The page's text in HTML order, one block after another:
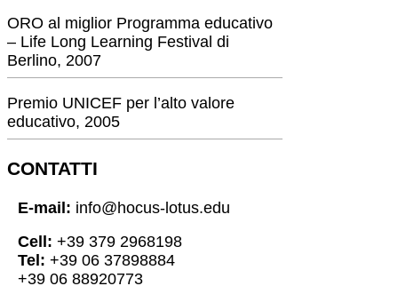
ORO al miglior Programma educativo
– Life Long Learning Festival di
Berlino, 2007
Premio UNICEF per l’alto valore
educativo, 2005
CONTATTI
E-mail: info@hocus-lotus.edu
Cell: +39 379 2968198
Tel: +39 06 37898884
+39 06 88920773